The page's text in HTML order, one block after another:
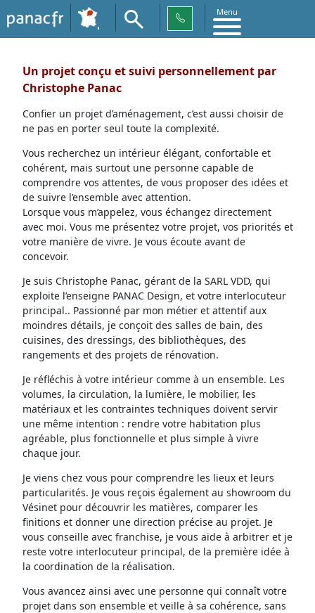
Menu
Un projet conçu et suivi personnellement par
Christophe Panac
Confier un projet d’aménagement, c’est aussi choisir de
ne pas en porter seul toute la complexité.
Vous recherchez un intérieur élégant, confortable et
cohérent, mais surtout une personne capable de
comprendre vos attentes, de vous proposer des idées et
de suivre l’ensemble avec attention.
Lorsque vous m’appelez, vous échangez directement
avec moi. Vous me présentez votre projet, vos priorités et
votre manière de vivre. Je vous écoute avant de
concevoir.
Je suis Christophe Panac, gérant de la SARL VDD, qui
exploite l’enseigne PANAC Design, et votre interlocuteur
principal.. Passionné par mon métier et attentif aux
moindres détails, je conçoit des salles de bain, des
cuisines, des dressings, des bibliothèques, des
rangements et des projets de rénovation.
Je réfléchis à votre intérieur comme à un ensemble. Les
volumes, la circulation, la lumière, le mobilier, les
matériaux et les contraintes techniques doivent servir
une même intention : rendre votre habitation plus
agréable, plus fonctionnelle et plus simple à vivre
chaque jour.
Je viens chez vous pour comprendre les lieux et leurs
particularités. Je vous reçois également au showroom du
Vésinet pour découvrir les matières, comparer les
finitions et donner une direction précise au projet. Je
vous conseille avec franchise, je vous aide à arbitrer et je
reste votre interlocuteur principal, de la première idée à
la coordination de la réalisation.
Vous avancez ainsi avec une personne qui connaît votre
projet dans son ensemble et veille à sa cohérence, sans